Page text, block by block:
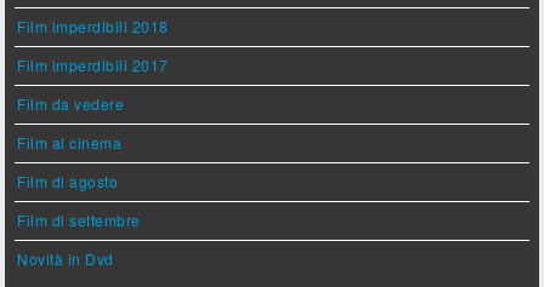
Film imperdibili 2018
Film imperdibili 2017
Film da vedere
Film al cinema
Film di agosto
Film di settembre
Novità in Dvd